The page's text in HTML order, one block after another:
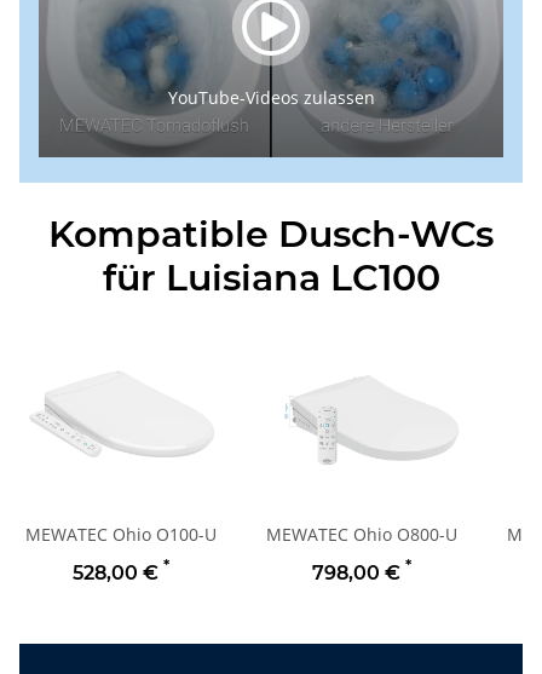
YouTube-Videos zulassen
Kompatible Dusch-WCs
für Luisiana LC100
MEWATEC Ohio O100-U
528,00 € *
MEWATEC Ohio O800-U
798,00 € *